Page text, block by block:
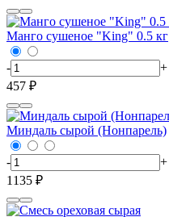
Манго сушеное "King" 0.5 кг
-
+
457 ₽
Миндаль сырой (Нонпарель)
-
+
1135 ₽